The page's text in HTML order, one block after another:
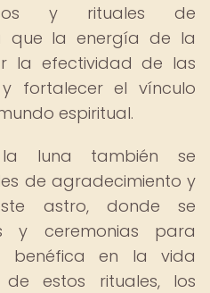
y rituales de
que la energía de la
la efectividad de las
fortalecer el vínculo
espiritual.
luna también se
de agradecimiento y
astro, donde se
y ceremonias para
benéfica en la vida
estos rituales, los